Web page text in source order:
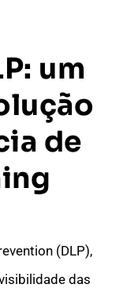
um
de
(DLP),
das